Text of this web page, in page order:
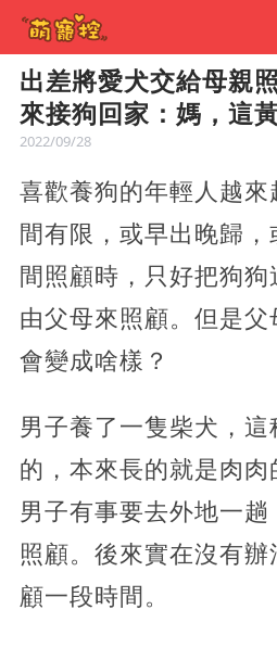
出差將愛犬交給母親
來接狗回家：媽，這
2022/09/28
喜歡養狗的年輕人越
間有限，或早出晚歸
間照顧時，只好把狗狗
由父母來照顧。但是
會變成啥樣？
男子養了一隻柴犬，
的，本來長的就是肉肉
男子有事要去外地一趟
照顧。後來實在沒有
顧一段時間。